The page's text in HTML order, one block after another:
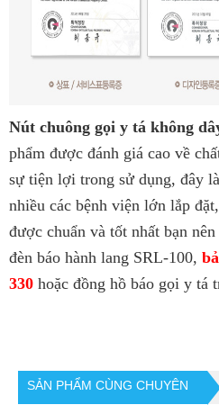
Nút chuông gọi y tá không
phẩm được đánh giá cao về
sự tiện lợi trong sử dụng, đây
nhiều các bệnh viện lớn lắp
được chuẩn và tốt nhất bạn
đèn báo hành lang SRL-100,
330 hoặc đồng hồ báo gọi y tá
SẢN PHẨM CÙNG CHUYÊN